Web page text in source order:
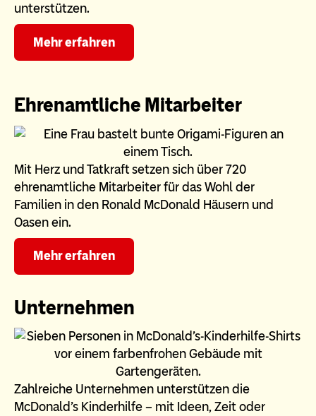
unterstützen.
Mehr erfahren
Ehrenamtliche Mitarbeiter
Mit Herz und Tatkraft setzen sich über 720
ehrenamtliche Mitarbeiter für das Wohl der
Familien in den Ronald McDonald Häusern und
Oasen ein.
Mehr erfahren
Unternehmen
Zahlreiche Unternehmen unterstützen die
McDonald’s Kinderhilfe – mit Ideen, Zeit oder